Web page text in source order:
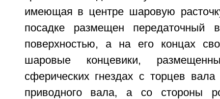
имеющая в центре шаровую
посадке размещен передаточный
поверхностью, а на его концах
шаровые концевики,
сферических гнездах с торцев
приводного вала, а со стороны